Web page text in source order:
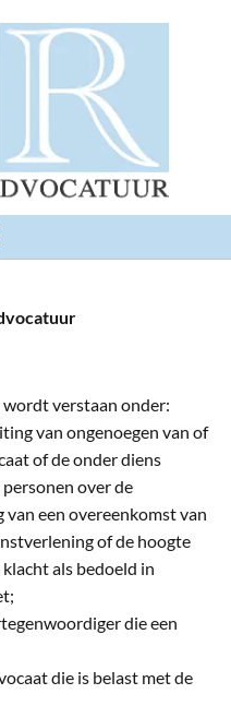
verstaan onder:
van ongenoegen van of
of de onder diens
over de
een overeenkomst van
of de hoogte
als bedoeld in
die een
die is belast met de